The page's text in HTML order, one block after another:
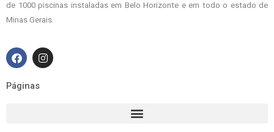
de 1000 piscinas instaladas em Belo Horizonte e em todo o estado de
Minas Gerais.
F
a
e
b
I
n
Páginas